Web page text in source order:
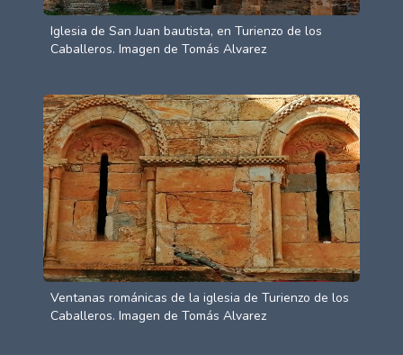
Iglesia de San Juan bautista, en Turienzo de los
Caballeros. Imagen de Tomás Alvarez
Ventanas románicas de la iglesia de Turienzo de los
Caballeros. Imagen de Tomás Alvarez